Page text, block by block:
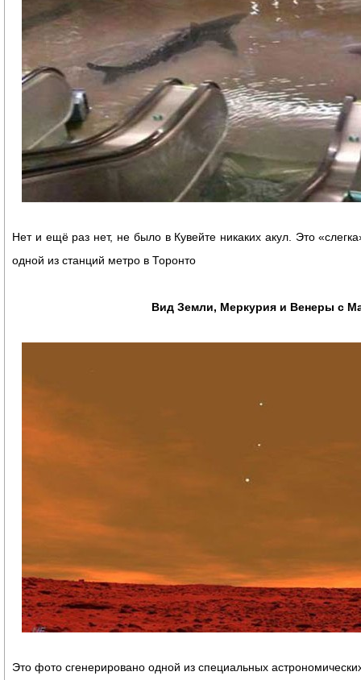
Нет и ещё раз нет, не было в Кувейте никаких акул. Это
одной из станций метро в Торонто
Вид Земли, Меркурия и Венеры с
Это фото сгенерировано одной из специальных